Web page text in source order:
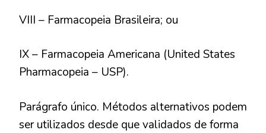
VIII – Farmacopeia Brasileira; ou
IX – Farmacopeia Americana (United States
Pharmacopeia – USP).
Parágrafo único. Métodos alternativos podem
ser utilizados desde que validados de forma